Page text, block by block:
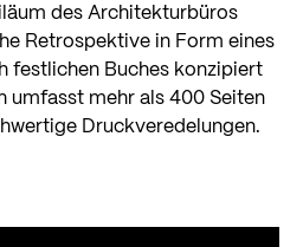
des Architekturbüros
Retrospektive in Form eines
festlichen Buches konzipiert
umfasst mehr als 400 Seiten
Druckveredelungen.